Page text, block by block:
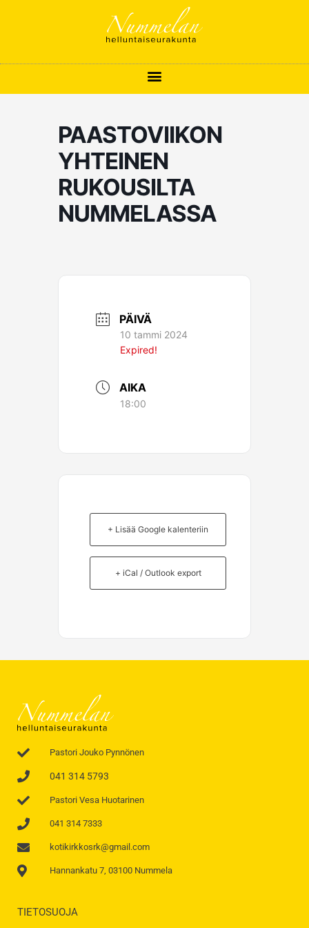
PAASTOVIIKON
YHTEINEN
RUKOUSILTA
NUMMELASSA
PÄIVÄ
10 tammi 2024
Expired!
AIKA
18:00
+ Lisää Google kalenteriin
+ iCal / Outlook export
Pastori Jouko Pynnönen
041 314 5793
Pastori Vesa Huotarinen
041 314 7333
kotikirkkosrk@gmail.com
Hannankatu 7, 03100 Nummela
TIETOSUOJA